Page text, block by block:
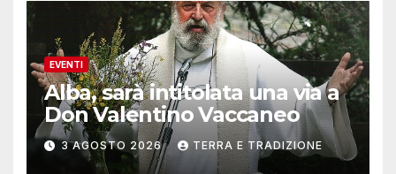
EVENTI
Alba, sarà intitolata una via a
Don Valentino Vaccaneo
3 AGOSTO 2026 TERRA E TRADIZIONE